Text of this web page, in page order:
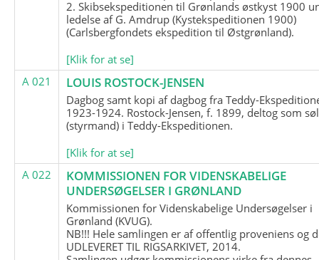
2. Skibsekspeditionen til Grønlands østkyst 1900
ledelse af G. Amdrup (Kystekspeditionen 1900)
(Carlsbergfondets ekspedition til Østgrønland).
[Klik for at se]
A 021
LOUIS ROSTOCK-JENSEN
Dagbog samt kopi af dagbog fra Teddy-
1923-1924. Rostock-Jensen, f. 1899, deltog som
(styrmand) i Teddy-Ekspeditionen.
[Klik for at se]
A 022
KOMMISSIONEN FOR VIDENSKABELIGE
UNDERSØGELSER I GRØNLAND
Kommissionen for Videnskabelige Undersøgelser i
Grønland (KVUG).
NB!!! Hele samlingen er af offentlig proveniens og
UDLEVERET TIL RIGSARKIVET, 2014.